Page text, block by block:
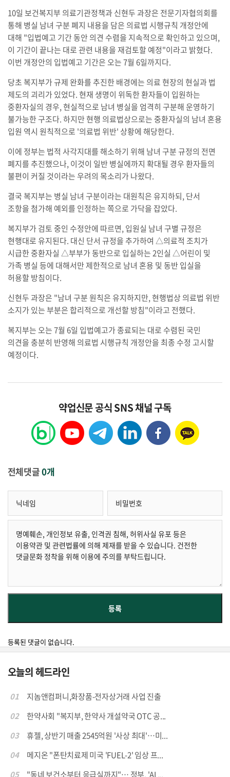
10일 보건복지부 의료기관정책과 신현두 과장은 전문기자협의회를
통해 병실 남녀 구분 폐지 내용을 담은 의료법 시행규칙 개정안에
대해 "입법예고 기간 동안 의견 수렴을 지속적으로 확인하고 있으며,
이 기간이 끝나는 대로 관련 내용을 재검토할 예정"이라고 밝혔다.
이번 개정안의 입법예고 기간은 오는 7월 6일까지다.
당초 복지부가 규제 완화를 추진한 배경에는 의료 현장의 현실과 법
제도의 괴리가 있었다. 현재 생명이 위독한 환자들이 입원하는
중환자실의 경우, 현실적으로 남녀 병실을 엄격히 구분해 운영하기
불가능한 구조다. 하지만 현행 의료법상으로는 중환자실의 남녀 혼용
입원 역시 원칙적으로 '의료법 위반' 상황에 해당한다.
이에 정부는 법적 사각지대를 해소하기 위해 남녀 구분 규정의 전면
폐지를 추진했으나, 이것이 일반 병실에까지 확대될 경우 환자들의
불편이 커질 것이라는 우려의 목소리가 나왔다.
결국 복지부는 병실 남녀 구분이라는 대원칙은 유지하되, 단서
조항을 첨가해 예외를 인정하는 쪽으로 가닥을 잡았다.
복지부가 검토 중인 수정안에 따르면, 입원실 남녀 구별 규정은
현행대로 유지된다. 대신 단서 규정을 추가하여 △의료적 조치가
시급한 중환자실 △부부가 동반으로 입실하는 2인실 △어린이 및
가족 병실 등에 대해서만 제한적으로 남녀 혼용 및 동반 입실을
허용할 방침이다.
신현두 과장은 "남녀 구분 원칙은 유지하지만, 현행법상 의료법 위반
소지가 있는 부분은 합리적으로 개선할 방침"이라고 전했다.
복지부는 오는 7월 6일 입법예고가 종료되는 대로 수렴된 국민
의견을 충분히 반영해 의료법 시행규칙 개정안을 최종 수정 고시할
예정이다.
약업신문 공식 SNS 채널 구독
전체댓글0개
등록된 댓글이 없습니다.
오늘의 헤드라인
01
지놈앤컴퍼니,화장품-전자상거래 사업 진출
02
한약사회 "복지부, 한약사 개설약국 OTC 공...
03
휴젤, 상반기 매출 2545억원 '사상 최대'…미...
04
메지온 "폰탄치료제 미국 'FUEL-2' 임상 프...
05
"동네 보건소부터 응급실까지"… 정부, 'AI ...